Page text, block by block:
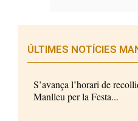
ÚLTIMES NOTÍCIES
S’avança l’horari de
Manlleu per la Festa...